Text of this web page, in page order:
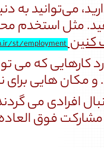
می‌توانید
مثل استخدم
کنینst/employment
کارهایی که می
و مکان هایی
افرادی می
مشارکت فوق